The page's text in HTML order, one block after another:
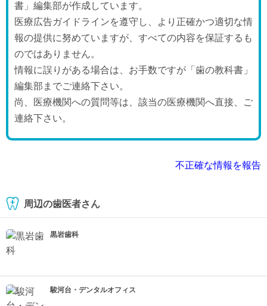
書」編集部が作成しています。
医療広告ガイドラインを遵守し、より正確かつ適切な情
報の提供に努めていますが、すべての内容を保証するも
のではありません。
情報に誤りがある場合は、お手数ですが「歯の教科書」
編集部までご連絡下さい。
尚、医療機関への質問等は、該当の医療機関へ直接、ご
連絡下さい。
不正確な情報を報告
周辺の歯医者さん
黒岩歯科
駿河台・デンタルオフィス